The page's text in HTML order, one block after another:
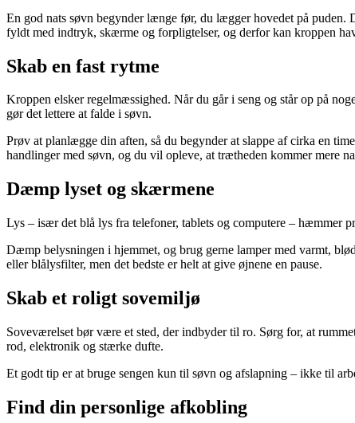
En god nats søvn begynder længe før, du lægger hovedet på
fyldt med indtryk, skærme og forpligtelser, og derfor kan kroppen
Skab en fast rytme
Kroppen elsker regelmæssighed. Når du går i seng og står op på
gør det lettere at falde i søvn.
Prøv at planlægge din aften, så du begynder at slappe af cirka en
handlinger med søvn, og du vil opleve, at trætheden kommer mere
Dæmp lyset og skærmene
Lys – især det blå lys fra telefoner, tablets og computere – hæmmer
Dæmp belysningen i hjemmet, og brug gerne lamper med varmt,
eller blålysfilter, men det bedste er helt at give øjnene en pause.
Skab et roligt sovemiljø
Soveværelset bør være et sted, der indbyder til ro. Sørg for, at
rod, elektronik og stærke dufte.
Et godt tip er at bruge sengen kun til søvn og afslapning – ikke til
Find din personlige afkobling